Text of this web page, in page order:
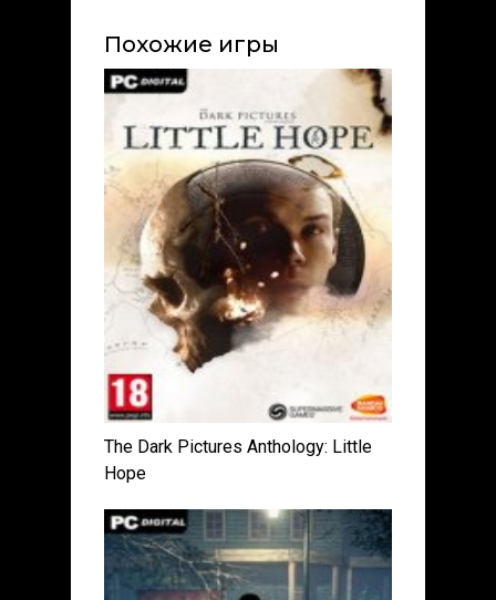
Похожие игры
The Dark Pictures Anthology: Little
Hope